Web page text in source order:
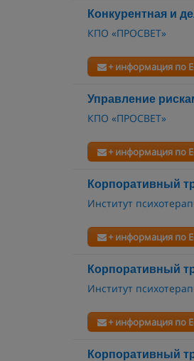
Конкурентная и
КПО «ПРОСВЕТ»
+ информация по
Управление
КПО «ПРОСВЕТ»
+ информация по
Корпоративный
Институт
+ информация по
Корпоративный
Институт
+ информация по
Корпоративный